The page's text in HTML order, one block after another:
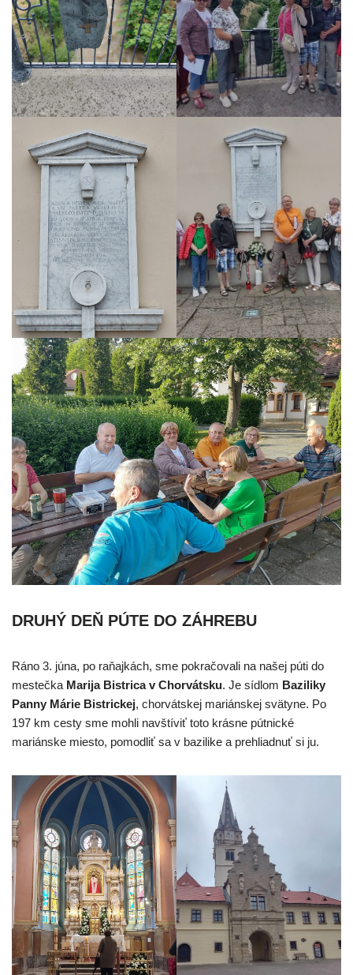
DRUHÝ DEŇ PÚTE DO ZÁHREBU
Ráno 3. júna, po raňajkách, sme pokračovali na našej púti do
mestečka Marija Bistrica v Chorvátsku. Je sídlom Baziliky
Panny Márie Bistrickej, chorvátskej mariánskej svätyne. Po
197 km cesty sme mohli navštíviť toto krásne pútnické
mariánske miesto, pomodliť sa v bazilike a prehliadnuť si ju.